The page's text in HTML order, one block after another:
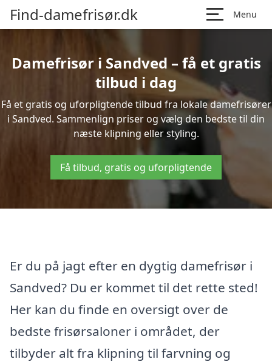
Find-damefrisør.dk Menu
Damefrisør i Sandved – få et gratis
tilbud i dag
Få et gratis og uforpligtende tilbud fra lokale damefrisører
i Sandved. Sammenlign priser og vælg den bedste til din
næste klipning eller styling.
Få tilbud, gratis og uforpligtende
Er du på jagt efter en dygtig damefrisør i
Sandved? Du er kommet til det rette sted!
Her kan du finde en oversigt over de
bedste frisørsaloner i området, der
tilbyder alt fra klipning til farvning og